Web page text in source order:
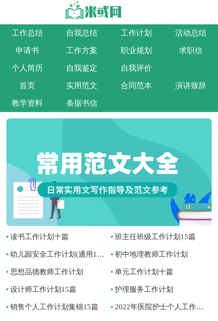
工作总结 自我总结 工作计划 活动总结
申请书 工作方案 职业规划 求职信
个人简历 自我鉴定 自我评价
首页 实用范文 合同范本 演讲致辞
教学资料 条据书信
读书工作计划十篇 班主任班级工作计划15篇
幼儿园安全工作计划(通用15篇) 初中地理教师工作计划
思想品德教师工作计划 单元工作计划十篇
设计师工作计划15篇 护理服务工作计划
销售个人工作计划集锦15篇 2022年医院护士个人工作计划